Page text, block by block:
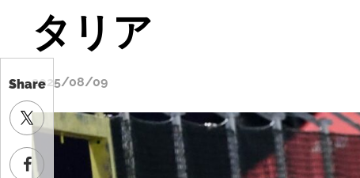
Share
タリア
2025/08/09